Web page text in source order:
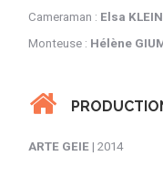
Cameraman : Elsa
Monteuse : Hélène
ARTE GEIE | 2014